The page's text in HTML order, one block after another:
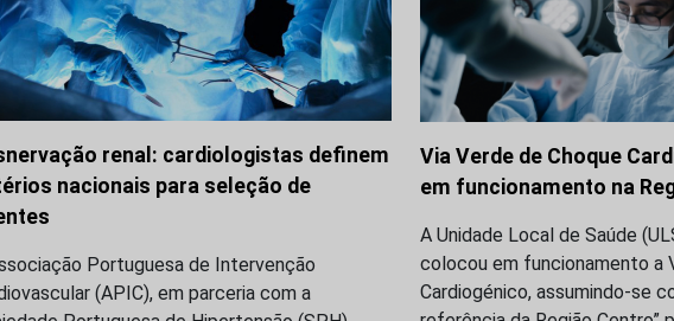
renal: cardiologistas definem
nacionais para seleção de
Portuguesa de Intervenção
(APIC), em parceria com a
Via Verde de Choque
em funcionamento na
A Unidade Local de Saúde
colocou em funcionamento a
Cardiogénico, assumindo-se